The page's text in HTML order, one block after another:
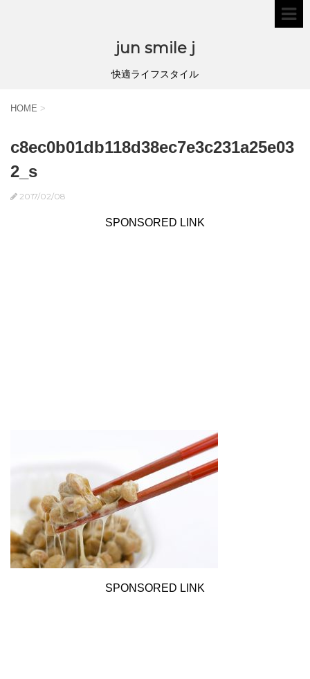
jun smile j
快適ライフスタイル
HOME >
c8ec0b01db118d38ec7e3c231a25e03
2_s
2017/02/08
SPONSORED LINK
SPONSORED LINK